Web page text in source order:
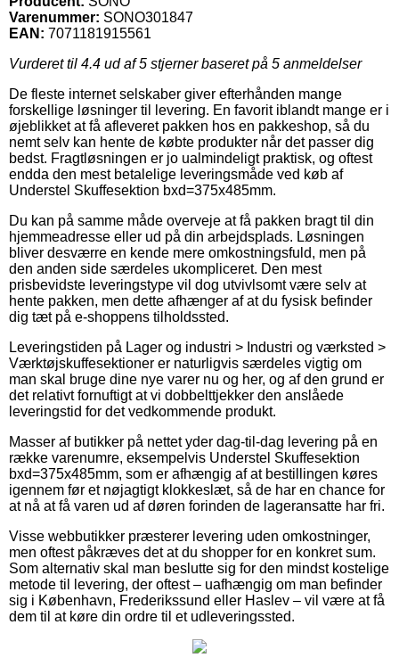
Varenummer: SONO301847
EAN: 7071181915561
Vurderet til 4.4 ud af 5 stjerner baseret på 5 anmeldelser
De fleste internet selskaber giver efterhånden mange
forskellige løsninger til levering. En favorit iblandt mange er i
øjeblikket at få afleveret pakken hos en pakkeshop, så du
nemt selv kan hente de købte produkter når det passer dig
bedst. Fragtløsningen er jo ualmindeligt praktisk, og oftest
endda den mest betalelige leveringsmåde ved køb af
Understel Skuffesektion bxd=375x485mm.
Du kan på samme måde overveje at få pakken bragt til din
hjemmeadresse eller ud på din arbejdsplads. Løsningen
bliver desværre en kende mere omkostningsfuld, men på
den anden side særdeles ukompliceret. Den mest
prisbevidste leveringstype vil dog utvivlsomt være selv at
hente pakken, men dette afhænger af at du fysisk befinder
dig tæt på e-shoppens tilholdssted.
Leveringstiden på Lager og industri > Industri og værksted >
Værktøjskuffesektioner er naturligvis særdeles vigtig om
man skal bruge dine nye varer nu og her, og af den grund er
det relativt fornuftigt at vi dobbelttjekker den anslåede
leveringstid for det vedkommende produkt.
Masser af butikker på nettet yder dag-til-dag levering på en
række varenumre, eksempelvis Understel Skuffesektion
bxd=375x485mm, som er afhængig af at bestillingen køres
igennem før et nøjagtigt klokkeslæt, så de har en chance for
at nå at få varen ud af døren forinden de lageransatte har fri.
Visse webbutikker præsterer levering uden omkostninger,
men oftest påkræves det at du shopper for en konkret sum.
Som alternativ skal man beslutte sig for den mindst kostelige
metode til levering, der oftest – uafhængig om man befinder
sig i København, Frederikssund eller Haslev – vil være at få
dem til at køre din ordre til et udleveringssted.